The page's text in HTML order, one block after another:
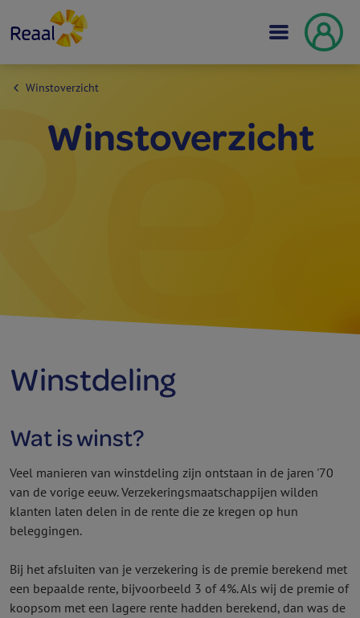
Winstoverzicht
Winst­overzicht
Winstdeling
Wat is winst?
Veel manieren van winstdeling zijn ontstaan in de jaren '70
van de vorige eeuw. Verzekeringsmaatschappijen wilden
klanten laten delen in de rente die ze kregen op hun
beleggingen.
Bij het afsluiten van je verzekering is de premie berekend met
een bepaalde rente, bijvoorbeeld 3 of 4%. Als wij de premie of
koopsom met een lagere rente hadden berekend, dan was de